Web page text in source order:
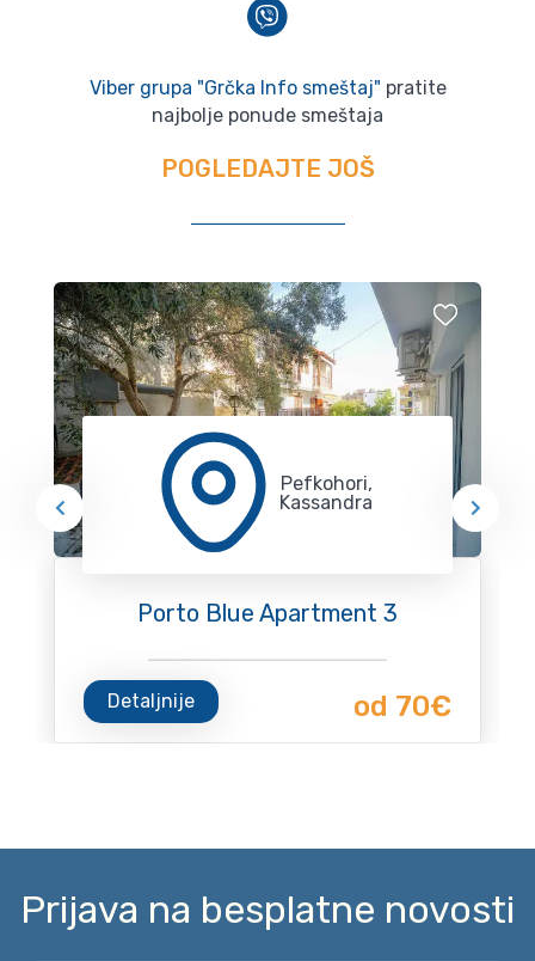
Viber grupa "Grčka Info smeštaj" pratite
najbolje ponude smeštaja
POGLEDAJTE JOŠ
Pefkohori,
Kassandra
Porto Blue Apartment 3
Detaljnije od 70€
Prijava na besplatne novosti